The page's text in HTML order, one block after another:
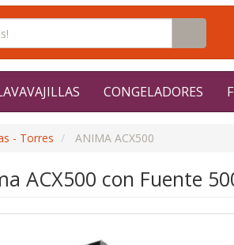
CONGELADORES
- Torres ANIMA ACX500
ACX500 con Fuente